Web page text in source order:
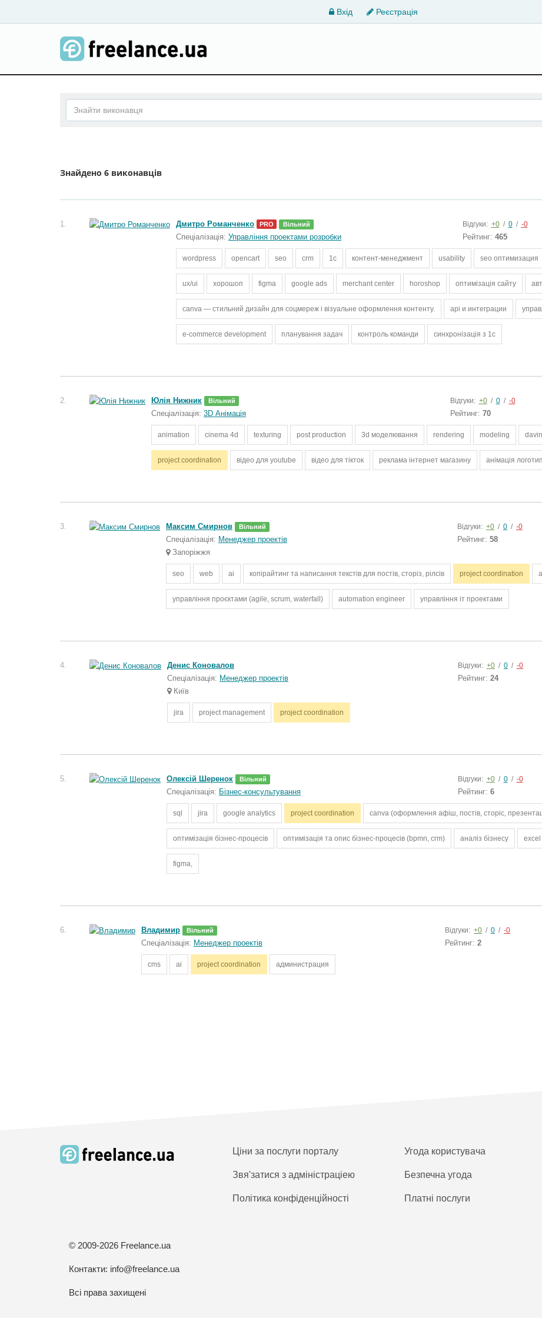
Вхід Реєстрація
Знайдено 6 виконавців
1. Дмитро Романченко PRO Вільний
Спеціалізація: Управління проектами розробки
Відгуки: +0 / 0 / -0
Рейтинг: 465
wordpress opencart seo crm 1c контент-менеджмент usability seo оптимизация
ux/ui хорошоп figma google ads merchant center horoshop оптимізація сайту
canva — стильний дизайн для соцмереж і візуальне оформлення контенту. api и интеграции
e-commerce development планування задач контроль команди синхронізація з 1с
2. Юлія Нижник Вільний
Спеціалізація: 3D Анімація
Відгуки: +0 / 0 / -0
Рейтинг: 70
animation cinema 4d texturing post production 3d моделювання rendering modeling
project coordination відео для youtube відео для тікток реклама інтернет магазину анімація
3. Максим Смирнов Вільний
Спеціалізація: Менеджер проектів
Запоріжжя
Відгуки: +0 / 0 / -0
Рейтинг: 58
seo web ai копірайтинг та написання текстів для постів, сторіз, рілсів project coordination
управління проєктами (agile, scrum, waterfall) automation engineer управління іт проектами
4.
Денис Коновалов
Спеціалізація: Менеджер проектів
Київ
Відгуки: +0 / 0 / -0
Рейтинг: 24
jira project management project coordination
5. Олексій Шеренок Вільний
Спеціалізація: Бізнес-консультування
Відгуки: +0 / 0 / -0
Рейтинг: 6
sql jira google analytics project coordination canva (оформлення афіш, постів, сторіс,
оптимізація бізнес-процесів оптимізація та опис бізнес-процесів (bpmn, crm) аналіз бізнесу excel
figma,
6. Владимир Вільний
Спеціалізація: Менеджер проектів
Відгуки: +0 / 0 / -0
Рейтинг: 2
cms ai project coordination администрация
Ціни за послуги порталу
Звя'затися з адміністраціею
Політика конфіденційності
Угода користувача
Безпечна угода
Платнi послуги
© 2009-2026 Freelance.ua
Контакти: info@freelance.ua
Всі права захищені